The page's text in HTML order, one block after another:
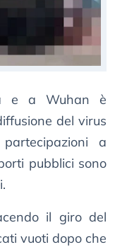
e a Wuhan è
del virus
a
pubblici sono
il giro del
vuoti dopo che